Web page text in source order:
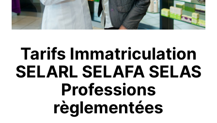
Tarifs Immatriculation
SELARL SELAFA SELAS
Professions
règlementées